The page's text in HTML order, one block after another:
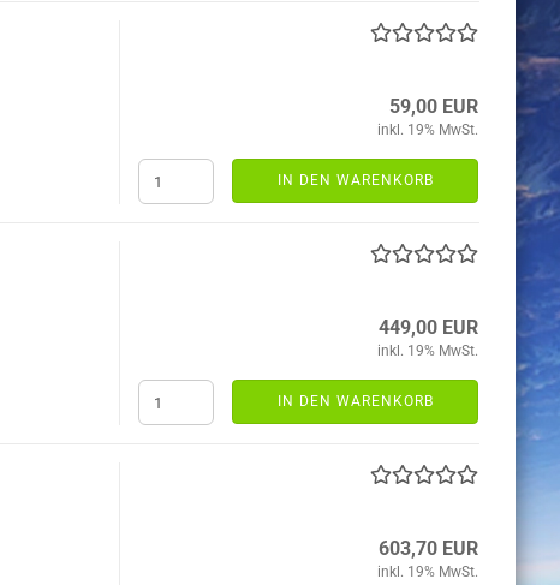
59,00 EUR
inkl. 19% MwSt.
IN DEN WARENKORB
449,00 EUR
inkl. 19% MwSt.
IN DEN WARENKORB
603,70 EUR
inkl. 19% MwSt.